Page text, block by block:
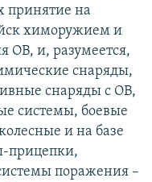
принятие на
химоружием и
ОВ, и, разумеется,
снаряды,
снаряды с ОВ,
системы, боевые
и на базе
прицепки,
поражения –